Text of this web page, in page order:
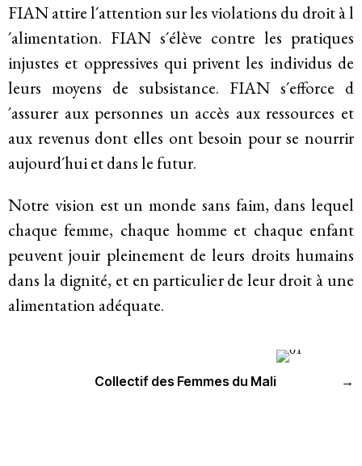
Contact
Membres
Groupes de travail
Responsabilité des entreprises
Femmes et DESC
Litiges stratégique
Mouvements sociaux
FIAN attire l´attention sur les violations du droit à l
´alimentation. FIAN s´élève contre les pratiques
injustes et oppressives qui privent les individus de
leurs moyens de subsistance. FIAN s´efforce d
´assurer aux personnes un accès aux ressources et
aux revenus dont elles ont besoin pour se nourrir
aujourd´hui et dans le futur.
Notre vision est un monde sans faim, dans lequel
chaque femme, chaque homme et chaque enfant
peuvent jouir pleinement de leurs droits humains
dans la dignité, et en particulier de leur droit à une
alimentation adéquate.
Collectif des Femmes du Mali →